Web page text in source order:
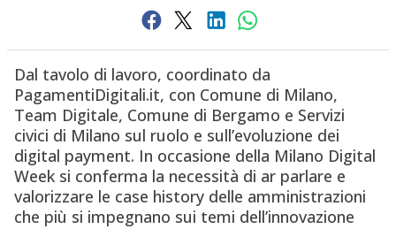
Dal tavolo di lavoro, coordinato da
PagamentiDigitali.it, con Comune di Milano,
Team Digitale, Comune di Bergamo e Servizi
civici di Milano sul ruolo e sull’evoluzione dei
digital payment. In occasione della Milano Digital
Week si conferma la necessità di ar parlare e
valorizzare le case history delle amministrazioni
che più si impegnano sui temi dell’innovazione